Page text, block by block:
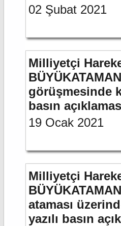
02 Şubat 2021
Milliyetçi
görüşmesinde
basın
19 Ocak 2021
Milliyetçi
ataması
yazılı basın